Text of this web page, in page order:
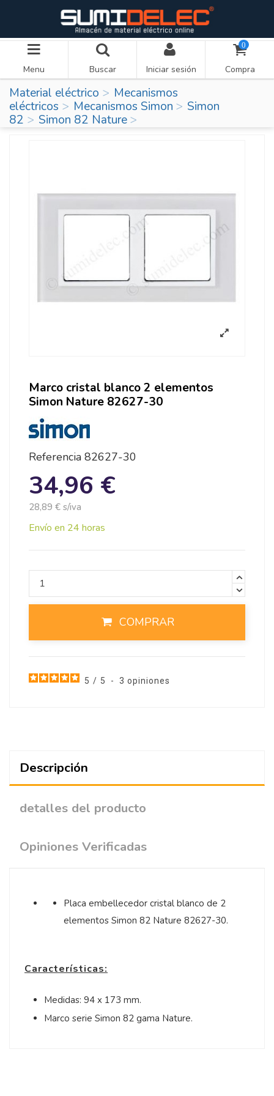
Menu Buscar Iniciar sesión
0
Compra
Material eléctrico
Mecanismos
eléctricos
Mecanismos Simon
Simon
82
Simon 82 Nature
Marco cristal blanco 2 elementos
Simon Nature 82627-30
Referencia 82627-30
34,96 €
28,89 € s/iva
Envío en 24 horas
COMPRAR
5 / 5 - 3 opiniones
Descripción
detalles del producto
Opiniones Verificadas
Placa embellecedor cristal blanco de 2
elementos Simon 82 Nature 82627-30.
Características:
Medidas: 94 x 173 mm.
Marco serie Simon 82 gama Nature.